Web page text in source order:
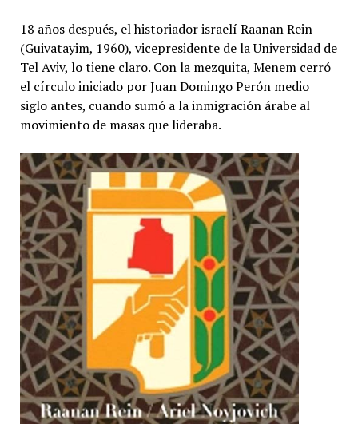
18 años después, el historiador israelí Raanan Rein
(Guivatayim, 1960), vicepresidente de la Universidad de
Tel Aviv, lo tiene claro. Con la mezquita, Menem cerró
el círculo iniciado por Juan Domingo Perón medio
siglo antes, cuando sumó a la inmigración árabe al
movimiento de masas que lideraba.